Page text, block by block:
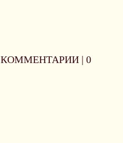
КОММЕНТАРИИ | 0